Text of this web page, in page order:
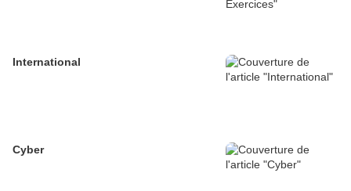
International
Cyber